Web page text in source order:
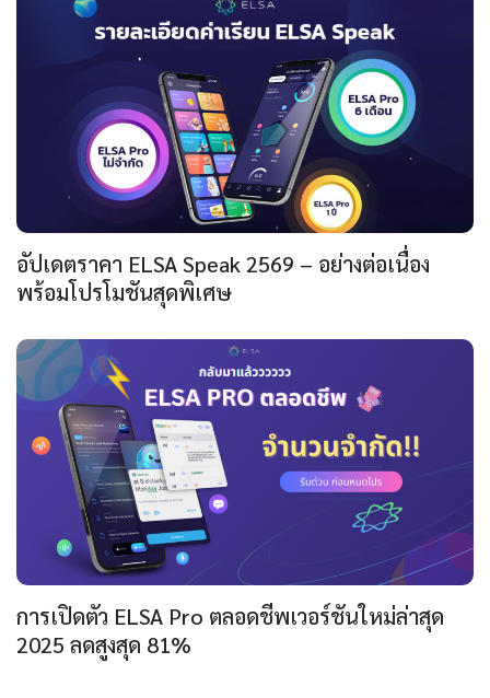
อัปเดตราคา ELSA Speak 2569 – อย่างต่อเนื่อง
พร้อมโปรโมชันสุดพิเศษ
การเปิดตัว ELSA Pro ตลอดชีพเวอร์ชันใหม่ล่าสุด
2025 ลดสูงสุด 81%